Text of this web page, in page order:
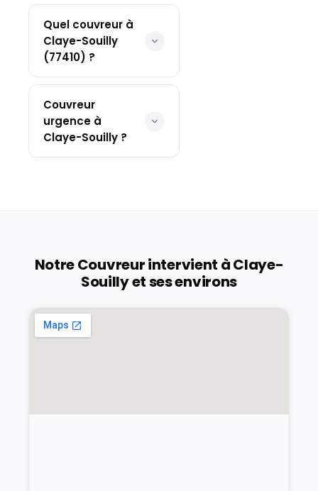
Quel couvreur à
Claye-Souilly
(77410) ?
Couvreur
urgence à
Claye-Souilly ?
Notre Couvreur intervient àClaye-
Souillyet ses environs